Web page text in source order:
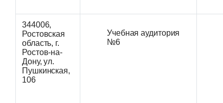
344006,
Ростовская
область, г.
Ростов-на-
Дону, ул.
Пушкинская,
106
Учебная аудитория
№6